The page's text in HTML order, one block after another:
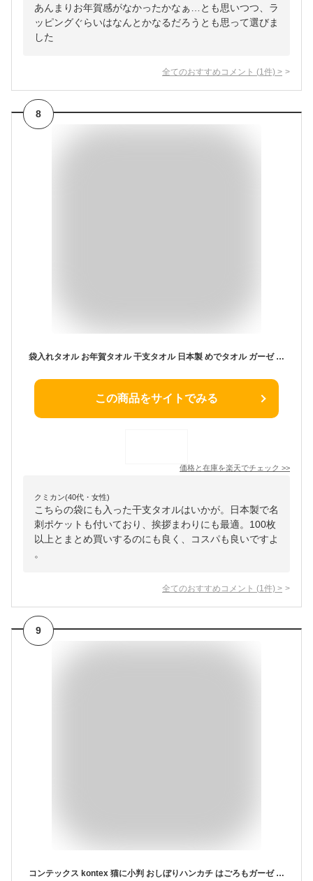
あんまりお年賀感がなかったかなぁ…とも思いつつ、ラ
ッピングぐらいはなんとかなるだろうとも思って選びま
した
全てのおすすめコメント (1 件) >
8
袋入れタオル お年賀タオル 干支タオル 日本製 めでタオル ガーゼ ハンドタオル【100枚以上】2025 名刺ポケット付き 敬老の日 お年賀 年賀 販促 粗品 挨拶回り タオル ハンカチ 年賀タオル 粗品タオル ガーゼタオル ハンドタオル 国産 泉州タオル 白 2025年 巳 巳年 令和7年
この商品をサイトでみる
価格と在庫を楽天でチェック >>
クミカン(40代・女性)
こちらの袋にも入った干支タオルはいかが。日本製で名
刺ポケットも付いており、挨拶まわりにも最適。100枚
以上とまとめ買いするのにも良く、コスパも良いですよ
。
全てのおすすめコメント (1 件) >
9
コンテックス kontex 猫に小判 おしぼりハンカチ はごろもガーゼ はんかち 二重ガーゼ 日本製 今治製 綿100％ 沐浴 ギフト お礼 御礼 プレゼント お配り 挨拶 あいさつ お年賀 招き猫 ねこ